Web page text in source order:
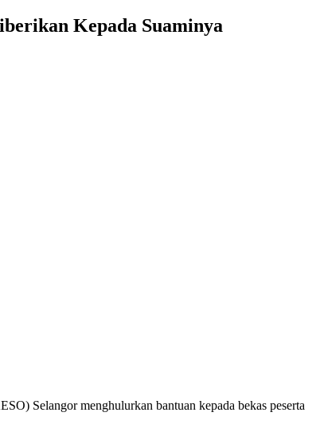
Kepada Suaminya
Selangor menghulurkan bantuan kepada bekas peserta